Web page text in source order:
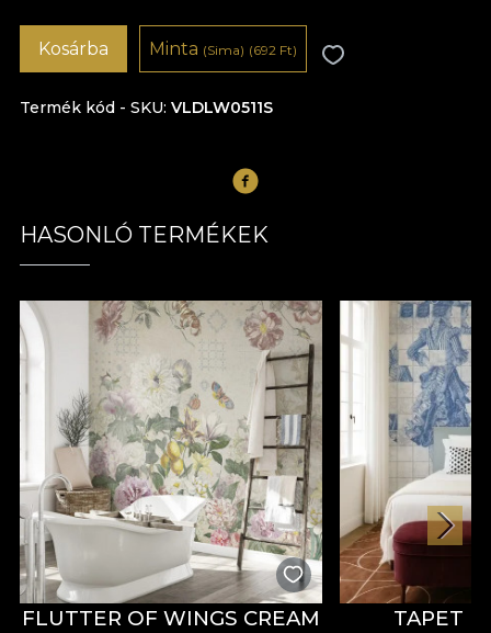
Termék kód - SKU VLDLW0511S
Kosárba Minta (Sima) (692 Ft)
HASONLÓ TERMÉKEK
FLUTTER OF WINGS CREAM
TAPET